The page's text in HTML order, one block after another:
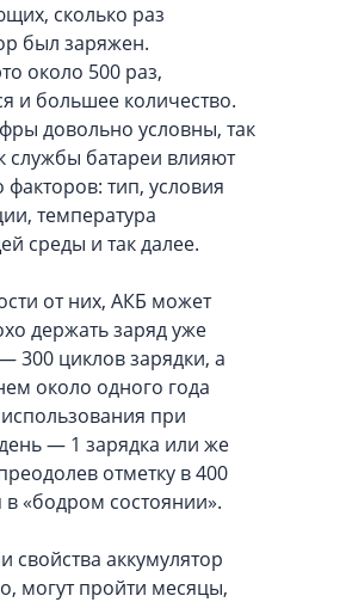
сколько раз
был заряжен.
около 500 раз,
и большее количество.
довольно условны, так
службы батареи влияют
тип, условия
температура
среды и так далее.
от них, АКБ может
держать заряд уже
300 циклов зарядки, а
около одного года
при
— 1 зарядка или же
отметку в 400
в «бодром состоянии».
свойства аккумулятор
могут пройти месяцы,